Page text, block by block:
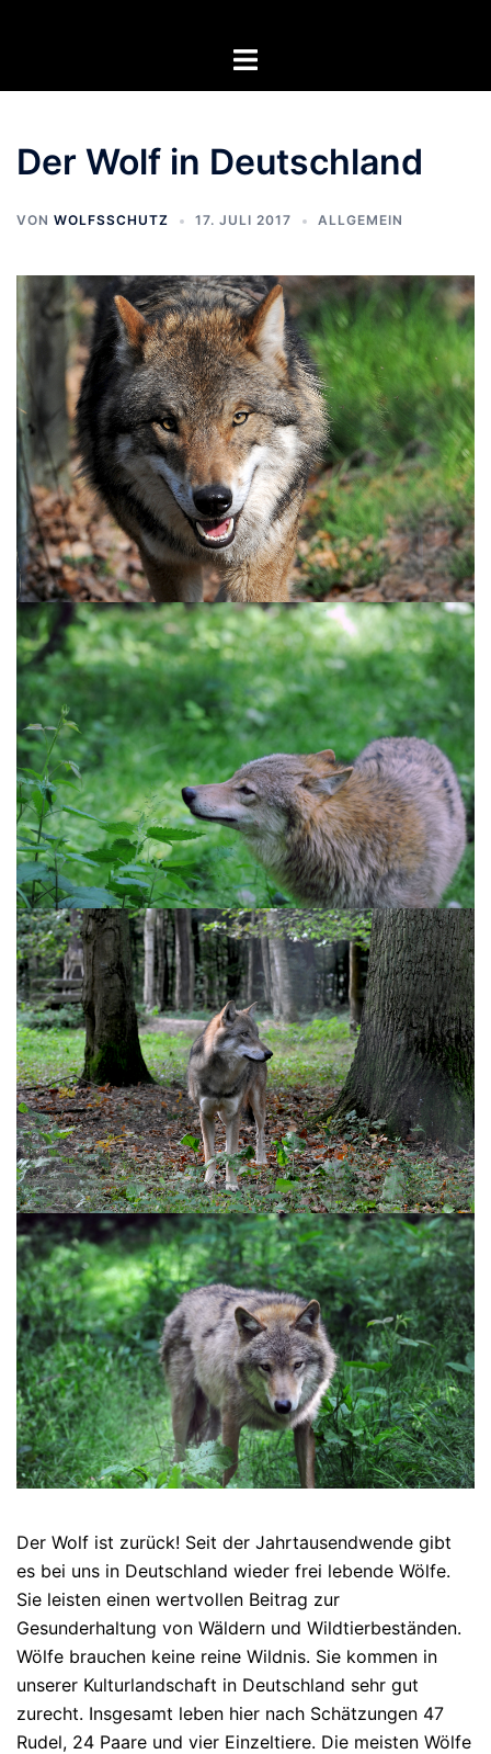
Menü
Der Wolf in Deutschland
VON WOLFSSCHUTZ 17. JULI 2017 ALLGEMEIN
Der Wolf ist zurück! Seit der Jahrtausendwende gibt
es bei uns in Deutschland wieder frei lebende Wölfe.
Sie leisten einen wertvollen Beitrag zur
Gesunderhaltung von Wäldern und Wildtierbeständen.
Wölfe brauchen keine reine Wildnis. Sie kommen in
unserer Kulturlandschaft in Deutschland sehr gut
zurecht. Insgesamt leben hier nach Schätzungen 47
Rudel, 24 Paare und vier Einzeltiere. Die meisten Wölfe